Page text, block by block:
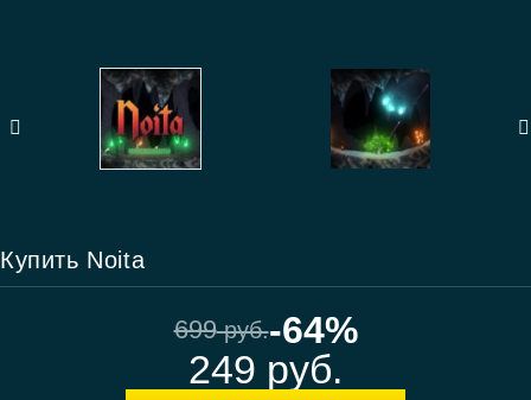
Купить Noita
699руб.-64%
249 руб.